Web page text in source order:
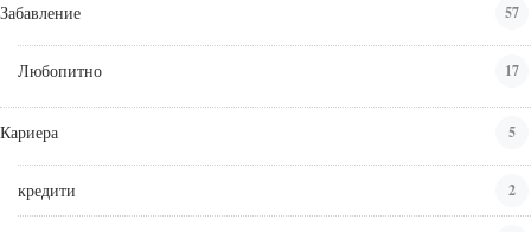
Забавление 57
Любопитно 17
Кариера 5
кредити 2